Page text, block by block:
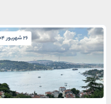
26 شهریور 1404